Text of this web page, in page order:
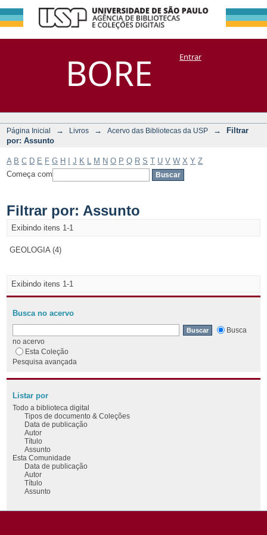
BORE
Filtrar por:
Assunto
DSpace/Manakin + CoriscoEntrar
Página Inicial → Livros → Acervo das Bibliotecas da USP →
Filtrar
por: Assunto
A B C D E F G H J K M N O P Q R S T U V W X Y Z
Começa com
Filtrar por: Assunto
Exibindo itens 1-1
GEOLOGIA (4)
Exibindo itens 1-1
Busca no acervo
Busca
no acervo
Esta Coleção
Pesquisa avançada
Listar por
Todo a biblioteca digital
Tipos de documento & Coleções
Data de publicação
Autor
Título
Assunto
Esta Comunidade
Data de publicação
Autor
Título
Assunto